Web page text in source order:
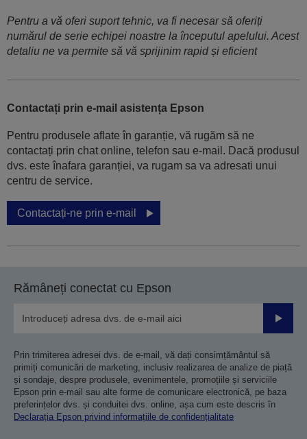
Pentru a vă oferi suport tehnic, va fi necesar să oferiți
numărul de serie echipei noastre la începutul apelului. Acest
detaliu ne va permite să vă sprijinim rapid și eficient
Contactați prin e-mail asistența Epson
Pentru produsele aflate în garanție, vă rugăm să ne
contactați prin chat online, telefon sau e-mail. Dacă produsul
dvs. este înafara garanției, va rugam sa va adresati unui
centru de service.
Contactați-ne prin e-mail
Rămâneți conectat cu Epson
Prin trimiterea adresei dvs. de e-mail, vă dați consimțământul să
primiți comunicări de marketing, inclusiv realizarea de analize de piață
și sondaje, despre produsele, evenimentele, promoțiile și serviciile
Epson prin e-mail sau alte forme de comunicare electronică, pe baza
preferințelor dvs. și conduitei dvs. online, așa cum este descris în
Declarația Epson privind informațiile de confidențialitate